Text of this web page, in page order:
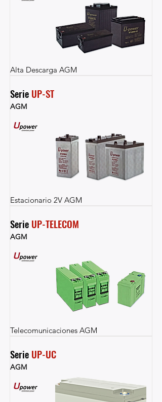
Alta Descarga AGM
Serie UP-ST
AGM
Estacionario 2V AGM
Serie UP-TELECOM
AGM
Telecomunicaciones AGM
Serie UP-UC
AGM